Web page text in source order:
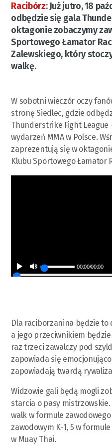
Racibórz:Już jutro, 18
odbędzie się gala
oktagonie zobaczymy
Sportowego Łamator
Zalewskiego, który
walkę.
W sobotni wieczór oczy
stronę Siedlec, gdzie
Thunderstrike Fight League
wydarzeń MMA w Polsce.
zaprezentują się w
Klubu Sportowego Łamator
00:00/00:00
Dla raciborzanina będzie
a jego przeciwnikiem
raz trzeci zawalczy pod
zapowiada się
zapowiadają twardą
Widzowie gali będą mogli
starcia o pasy
walk w formule
zawodowym K-1, 5 w
w Muay Thai.